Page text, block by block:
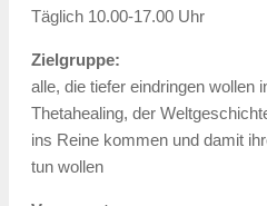
Täglich 10.00-17.00 Uhr
Zielgruppe:
alle, die tiefer eindringen wollen
Thetahealing, der
ins Reine kommen und damit
tun wollen